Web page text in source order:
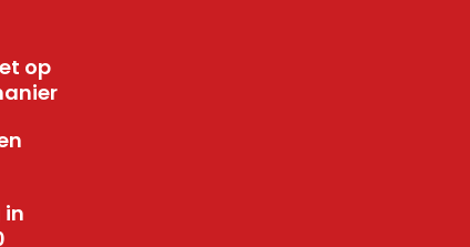
op
in